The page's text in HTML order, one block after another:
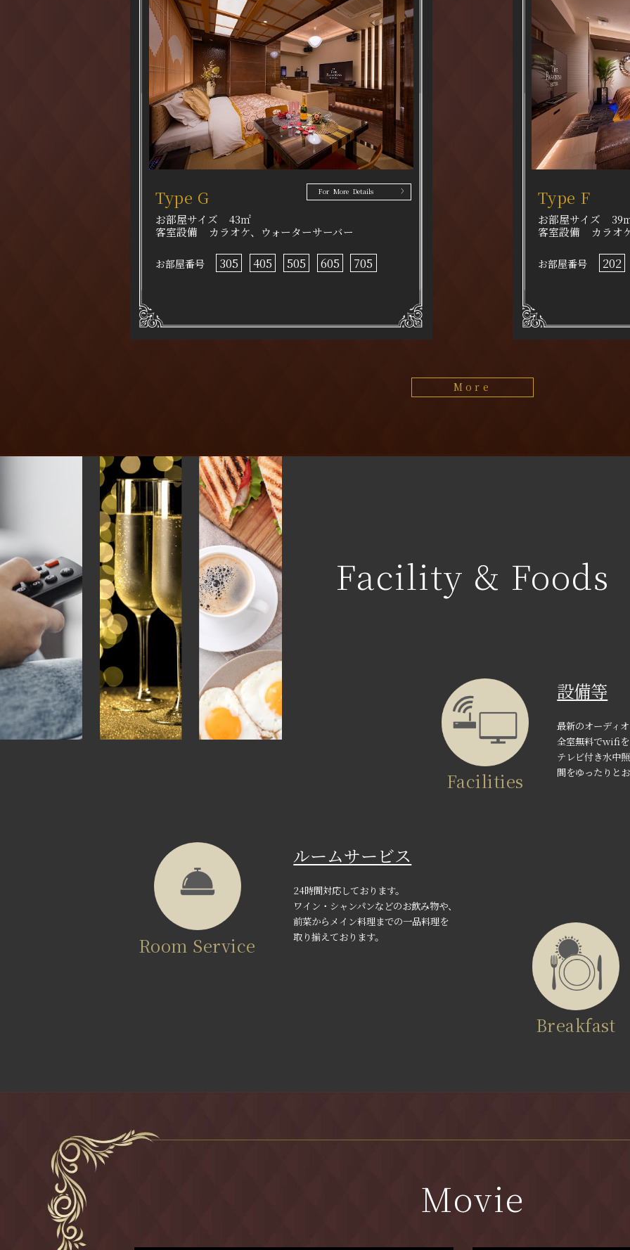
Type G For More Details
お部屋サイズ
43㎡
客室設備
カラオケ、ウォーターサーバー
お部屋番号 305 405 505 605 705
Type F
お部屋サイズ
39
客室設備
カラオ
お部屋番号 202
More
Facility & Foods
設備等
Facilities
最新のオーディ
全室無料でwifi
テレビ付き水中
間をゆったりと
ルームサービス
Room Service
24時間対応しております。
ワイン・シャンパンなどのお飲み物や、
前菜からメイン料理までの一品料理を
取り揃えております。
Breakfast
Movie